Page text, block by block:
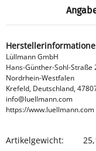
Lüllmann GmbH
Hans-Günther-Sohl-Straße
Nordrhein-Westfalen
Krefeld, Deutschland,
info@luellmann.com
https://www.luellmann.com
Produkteigenschaft
Wert
Artikelgewicht: